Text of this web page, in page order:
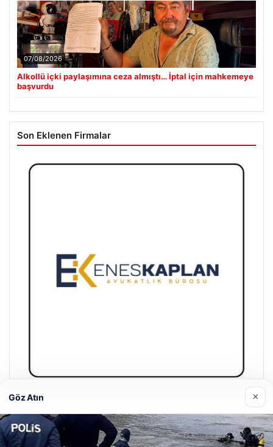
07/08/2026
Alkollü içki paylaşımına ceza almıştı… İptal için mahkemeye
başvurdu
Son Eklenen Firmalar
Enes Kaplan Avukatlık Bürosu
28/04/2026
Göz Atın ×